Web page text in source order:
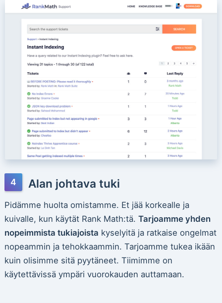
Alan johtava tuki
Pidämme huolta omistamme. Et jää korkealle ja
kuivalle, kun käytät Rank Math:tä. Tarjoamme yhden
nopeimmista tukiajoista kyselyitä ja ratkaise ongelmat
nopeammin ja tehokkaammin. Tarjoamme tukea ikään
kuin olisimme sitä pyytäneet. Tiimimme on
käytettävissä ympäri vuorokauden auttamaan.